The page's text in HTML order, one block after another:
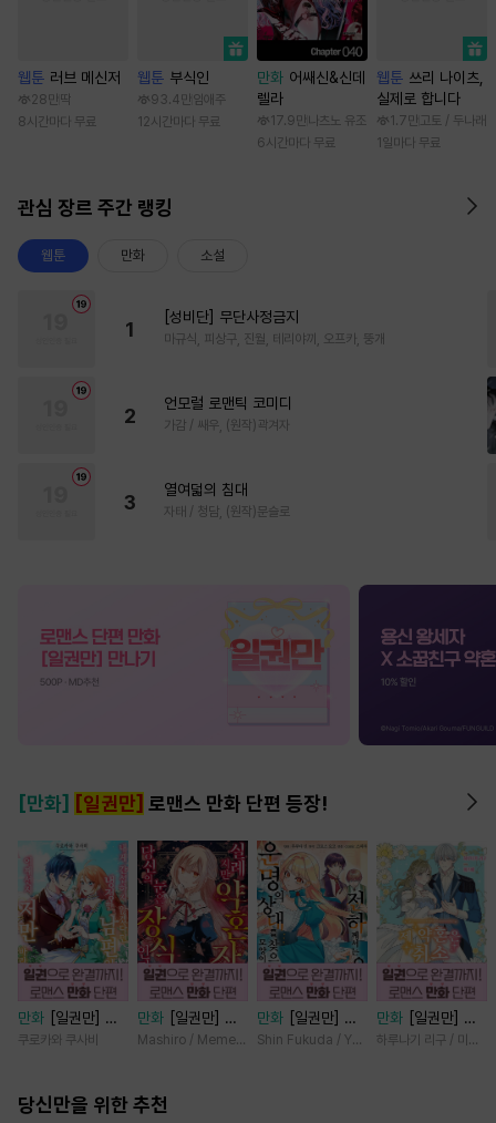
웹툰 러브 메신저
28만 딱
8시간마다 무료
웹툰 부식인
93.4만 임애주
12시간마다 무료
만화 어쌔신&신데
렐라
17.9만 나츠노 유조
6시간마다 무료
웹툰 쓰리 나이츠,
실제로 합니다
1.7만 고토 / 두나래
1일마다 무료
관심 장르 주간 랭킹
웹툰 만화 소설
1
[성비단] 무단사정금지
마규식, 피상구, 진월, 테리야끼, 오프카, 뚱개
2
언모럴 로맨틱 코미디
가감 / 쌔우, (원작)곽겨자
3
열여덟의 침대
자태 / 청담, (원작)문슬로
[만화] [일권만] 로맨스 만화 단편 등장!
만화
[일권만] 내
게 간섭하지 않겠
바라봅니다 [단행
쿠로카와 쿠사비
만화
[일권만] 실
례지만 약혼자님,
Mashiro / Memeko
만화
[일권만] 전
하께서는 오늘도
Shin Fukuda / Yoko Kurosu
만화
[일권만] 제
약혼은 취소되었습
하루나기 리구 / 미즈메
당신만을 위한 추천